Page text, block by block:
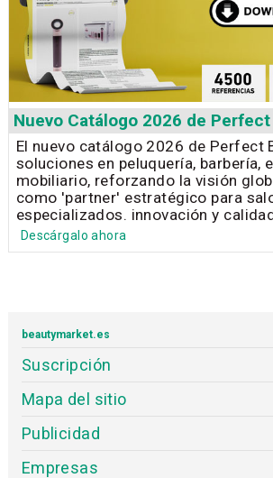
Nuevo Catálogo 2026 de
El nuevo catálogo 2026 de Perfect
soluciones en peluquería, barbería,
mobiliario, reforzando la visión
como 'partner' estratégico para
especializados. innovación y
Descárgalo ahora
beautymarket.es
Suscripción
Mapa del sitio
Publicidad
Empresas